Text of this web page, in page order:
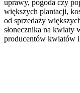
uprawy, pogoda czy
większych plantacji,
od sprzedaży
słonecznika na kwiaty
producentów kwiatów